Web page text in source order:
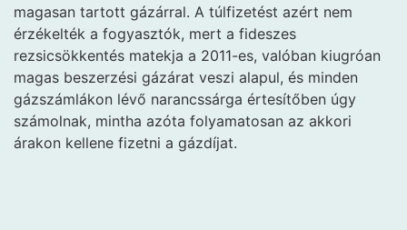
magasan tartott gázárral. A túlfizetést azért nem
érzékelték a fogyasztók, mert a fideszes
rezsicsökkentés matekja a 2011-es, valóban kiugróan
magas beszerzési gázárat veszi alapul, és minden
gázszámlákon lévő narancssárga értesítőben úgy
számolnak, mintha azóta folyamatosan az akkori
árakon kellene fizetni a gázdíjat.